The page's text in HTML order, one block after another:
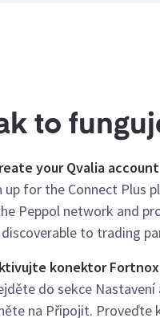
to
your Qvalia account
up for the Connect Plus
Peppol network and
to trading
konektor Fortnox
do sekce
na Připojit. Proveďte